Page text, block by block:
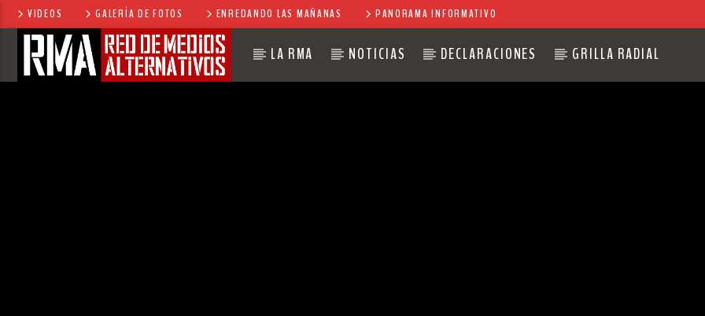
VIDEOS GALERÍA DE FOTOS ENREDANDO LAS MAÑANAS PANORAMA INFORMATIVO
LA RMA NOTICIAS DECLARACIONES GRILLA RADIAL